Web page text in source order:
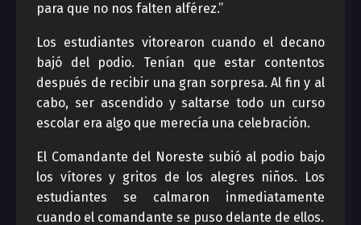
para que no nos falten alférez.”
Los estudiantes vitorearon cuando el decano
bajó del podio. Tenían que estar contentos
después de recibir una gran sorpresa. Al fin y al
cabo, ser ascendido y saltarse todo un curso
escolar era algo que merecía una celebración.
El Comandante del Noreste subió al podio bajo
los vítores y gritos de los alegres niños. Los
estudiantes se calmaron inmediatamente
cuando el comandante se puso delante de ellos.